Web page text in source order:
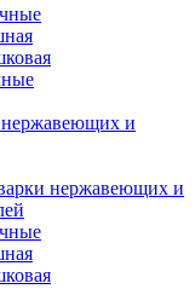
нержавеющих и
нержавеющих и